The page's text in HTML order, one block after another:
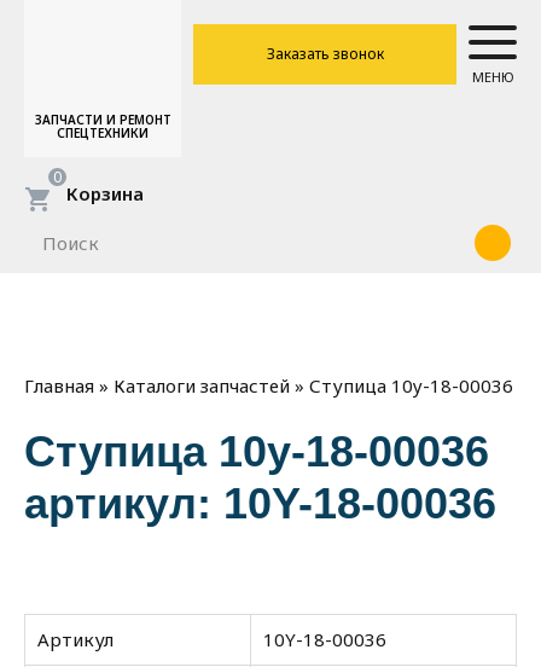
ЗАПЧАСТИ И РЕМОНТ
СПЕЦТЕХНИКИ
Заказать звонок
МЕНЮ
Корзина
0
Главная » Каталоги запчастей » Ступица 10y-18-00036
Ступица 10y-18-00036
артикул: 10Y-18-00036
Артикул 10Y-18-00036